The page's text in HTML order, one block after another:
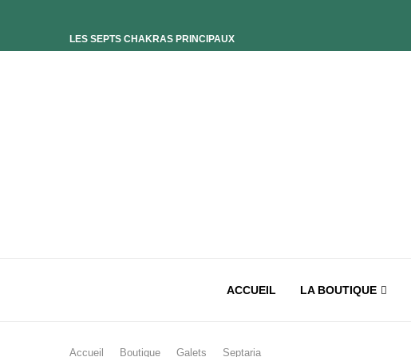
LES SEPTS CHAKRAS PRINCIPAUX
ACCUEIL LA BOUTIQUE
Accueil Boutique Galets Septaria